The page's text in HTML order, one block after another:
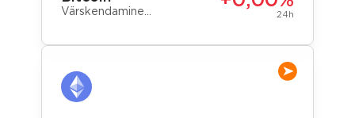
Värskendamine… 24h